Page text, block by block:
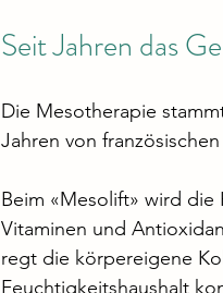
Seit Jahren das
Die Mesotherapie
Jahren von
Beim «Mesolift» wird die
Vitaminen und
regt die körpereigene
Feuchtigkeitshaushalt